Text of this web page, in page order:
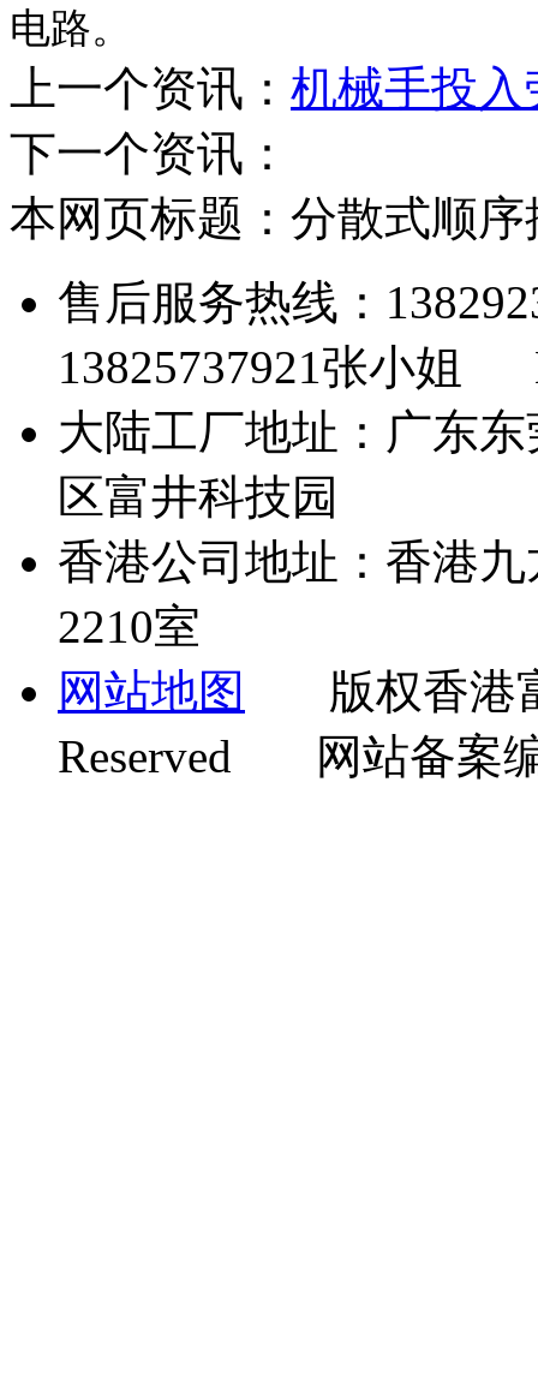
电路。
上一个资讯： 机械手投
下一个资讯：
本网页标题：分散式顺
售后服务热线：
13825737921张小姐
大陆工厂地址：广东
区富井科技园
香港公司地址：香港
2210室
网站地图
版权香港富
Reserved 网站备案